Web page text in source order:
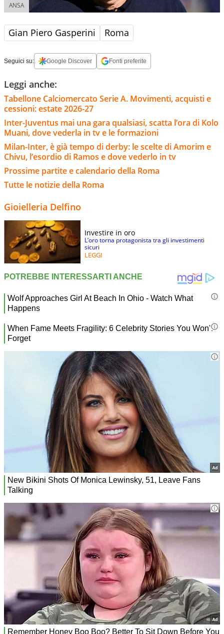
ANSA
Gian Piero Gasperini Roma
Seguici su: Google Discover Fonti preferite
Leggi anche:
Tabellone Calciomercato Serie A. Movimenti, acquisti e
cessioni: estate 2026-27
Inter-Juventus mai una gara qualsiasi, scatta l’ora di Kolo
Muani, dove vederla in tv e le formazioni
Milan-Inter, è già tempo di derby: le scelte di Amorim e
Chivu, l’esordio di Ramos e dove vederlo in tv
Prossime partite e calendario della Roma
Tutte le notizie della Roma
Gioielleria Delfino
Investire in oro
L’oro torna protagonista tra gli investimenti
sicuri
LEGGI